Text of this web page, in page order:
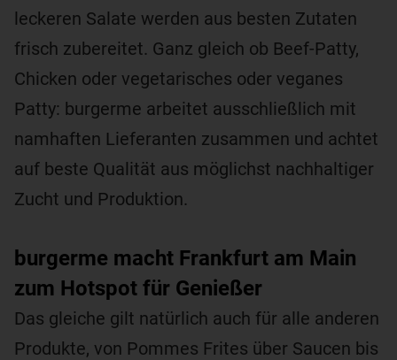
leckeren Salate werden aus besten Zutaten
frisch zubereitet. Ganz gleich ob Beef-Patty,
Chicken oder vegetarisches oder veganes
Patty: burgerme arbeitet ausschließlich mit
namhaften Lieferanten zusammen und achtet
auf beste Qualität aus möglichst nachhaltiger
Zucht und Produktion.
burgerme macht Frankfurt am Main
zum Hotspot für Genießer
Das gleiche gilt natürlich auch für alle anderen
Produkte, von Pommes Frites über Saucen bis